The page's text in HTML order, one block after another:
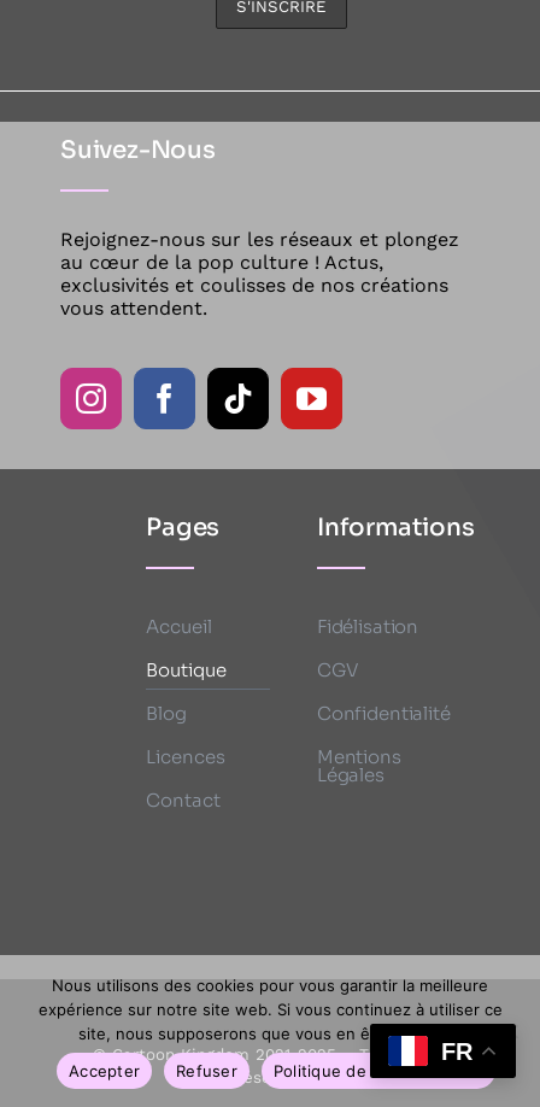
Suivez-Nous
Rejoignez-nous sur les réseaux et plongez
au cœur de la pop culture ! Actus,
exclusivités et coulisses de nos créations
vous attendent.
Pages
Accueil
Boutique
Blog
Licences
Contact
Informations
Fidélisation
CGV
Confidentialité
Mentions
Légales
© Cartoon Kingdom 2021-2025 – Tous droits
réservés
FR
Nous utilisons des cookies pour vous garantir la meilleure
expérience sur notre site web. Si vous continuez à utiliser ce
site, nous supposerons que vous en êtes satisfait.
Accepter
Refuser Politique de confidentialité